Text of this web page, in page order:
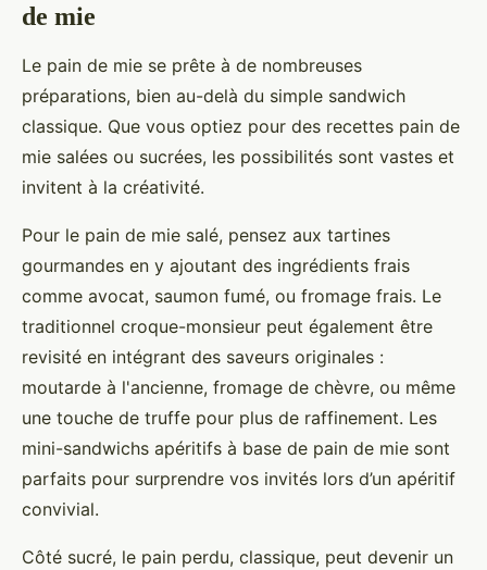
de mie
Le pain de mie se prête à de nombreuses
préparations, bien au-delà du simple sandwich
classique. Que vous optiez pour des recettes pain de
mie salées ou sucrées, les possibilités sont vastes et
invitent à la créativité.
Pour le pain de mie salé, pensez aux tartines
gourmandes en y ajoutant des ingrédients frais
comme avocat, saumon fumé, ou fromage frais. Le
traditionnel croque-monsieur peut également être
revisité en intégrant des saveurs originales :
moutarde à l'ancienne, fromage de chèvre, ou même
une touche de truffe pour plus de raffinement. Les
mini-sandwichs apéritifs à base de pain de mie sont
parfaits pour surprendre vos invités lors d’un apéritif
convivial.
Côté sucré, le pain perdu, classique, peut devenir un